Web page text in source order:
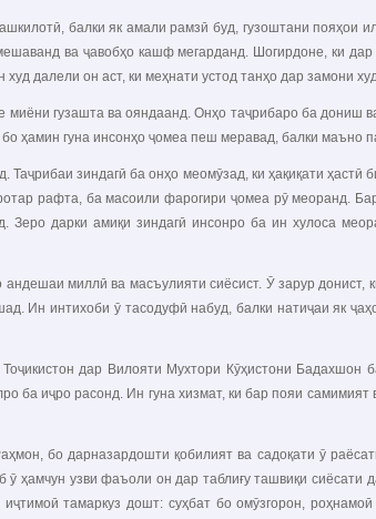
балки як амали рамзӣ буд, гузоштани пояҳои
ва ҷавобҳо кашф мегарданд. Шогирдоне, ки
далели он аст, ки меҳнати устод танҳо дар замони
гузашта ва ояндаанд. Онҳо таҷрибаро ба дониш
ҳамин гуна инсонҳо ҷомеа пеш меравад, балки маъно
зиндагӣ ба онҳо меомӯзад, ки ҳақиқати ҳастӣ
рафта, ба масоили фарогири ҷомеа рӯ меоранд.
Зеро дарки амиқи зиндагӣ инсонро ба ин хулоса
миллӣ ва масъулияти сиёсист. Ӯ зарур донист,
Ин интихоби ӯ тасодуфӣ набуд, балки натиҷаи як
дар Вилояти Мухтори Кӯҳистони
иҷро расонд. Ин гуна хизмат, ки бар пояи
бо дарназардошти қобилият ва садоқати ӯ
ҳамчун узви фаъоли он дар таблиғу ташвиқи сиёсати
тамаркуз дошт: суҳбат бо омӯзгорон,